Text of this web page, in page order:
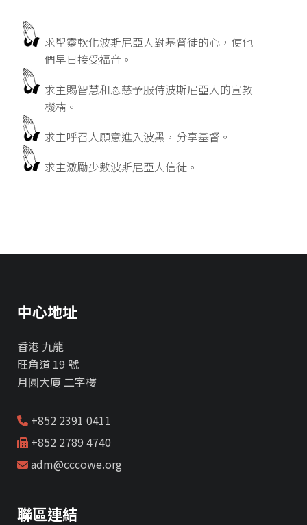
求聖靈軟化波斯尼亞人對基督徒的心，使他
們早日接受福音。
求主賜智慧和恩慈予服侍波斯尼亞人的宣教
機構。
求主呼召人願意進入波黑，分享基督。
求主激勵少數波斯尼亞人信徒。
中心地址
香港 九龍
旺角道 19 號
月圓大廈 二字樓
+852 2391 0411
+852 2789 4740
adm@cccowe.org
聯區連結